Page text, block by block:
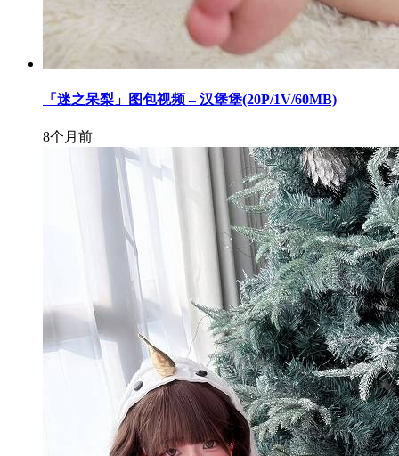
「迷之呆梨」图包视频 – 汉堡堡(20P/1V/60MB)
8个月前